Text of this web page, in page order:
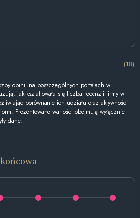
(18)
opinii na poszczególnych portalach w
jak kształtowała się liczba recenzji firmy w
porównanie ich udziału oraz aktywności
Prezentowane wartości obejmują wyłącznie
dane.
końcowa